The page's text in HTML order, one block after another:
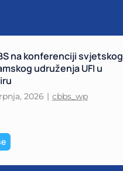
na konferenciji svjetskog
udruženja UFI u
2026 | cbbs_wp
C
B
B